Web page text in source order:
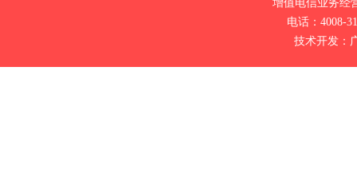
增值电信业务经
电话：4008-
技术开发：